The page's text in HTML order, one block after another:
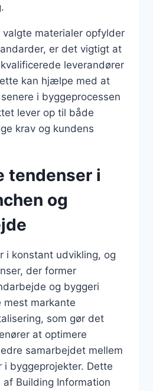
valgte materialer opfylder
er det vigtigt at
leverandører
kan hjælpe med at
i byggeprocessen
lever op til både
krav og kundens
tendenser i
og
i konstant udvikling, og
der former
og byggeri
mest markante
som gør det
at optimere
samarbejdet mellem
i byggeprojekter. Dette
Building Information